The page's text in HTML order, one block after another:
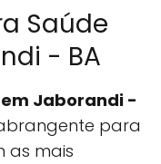
Saúde
- BA
Jaborandi -
para
as mais